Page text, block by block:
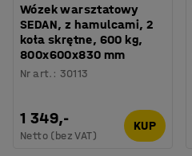
Wózek warsztatowy
SEDAN, z hamulcami, 2
koła skrętne, 600 kg,
800x600x830 mm
Nr art. : 30113
1 349,-
Netto (bez VAT)
KUP